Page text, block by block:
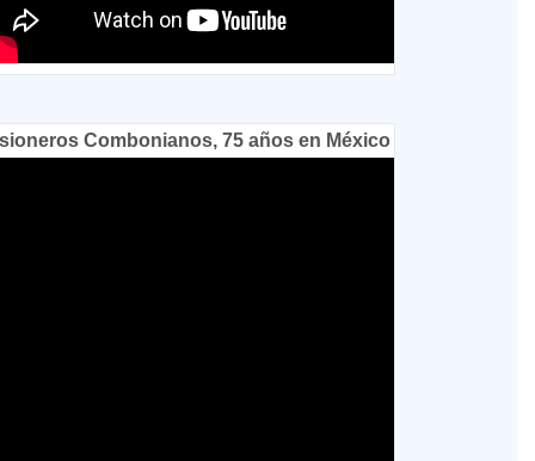
Combonianos, 75 años en México